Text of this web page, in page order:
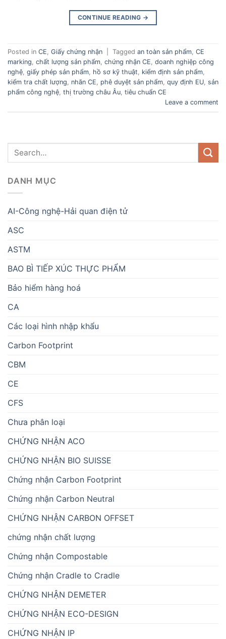
CONTINUE READING →
Posted in CE, Giấy chứng nhận Tagged an toàn sản phẩm, CE
marking, chất lượng sản phẩm, chứng nhận CE, doanh nghiệp công
nghệ, giấy phép sản phẩm, hồ sơ kỹ thuật, kiểm định sản phẩm,
kiểm tra chất lượng, nhãn CE, phê duyệt sản phẩm, quy định EU, sản
phẩm công nghệ, thị trường châu Âu, tiêu chuẩn CE
Leave a comment
DANH MỤC
AI-Công nghệ-Hải quan điện tử
ASC
ASTM
BAO BÌ TIẾP XÚC THỰC PHẨM
Bảo hiểm hàng hoá
CA
Các loại hình nhập khẩu
Carbon Footprint
CBM
CE
CFS
Chưa phân loại
CHỨNG NHẬN ACO
CHỨNG NHẬN BIO SUISSE
Chứng nhận Carbon Footprint
Chứng nhận Carbon Neutral
CHỨNG NHẬN CARBON OFFSET
chứng nhận chất lượng
Chứng nhận Compostable
Chứng nhận Cradle to Cradle
CHỨNG NHẬN DEMETER
CHỨNG NHẬN ECO-DESIGN
CHỨNG NHẬN IP